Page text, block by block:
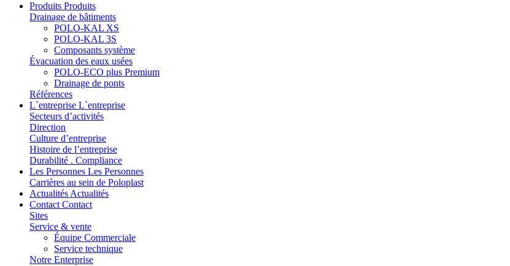
Produits Produits
Drainage de bâtiments
POLO-KAL XS
POLO-KAL 3S
Composants système
Évacuation des eaux usées
POLO-ECO plus Premium
Drainage de ponts
Références
L`entreprise L`entreprise
Secteurs d’activités
Direction
Culture d’entreprise
Histoire de l’entreprise
Durabilité . Compliance
Les Personnes Les Personnes
Carrières au sein de Poloplast
Actualités Actualités
Contact Contact
Sites
Service & vente
Équipe Commerciale
Service technique
Notre Enterprise